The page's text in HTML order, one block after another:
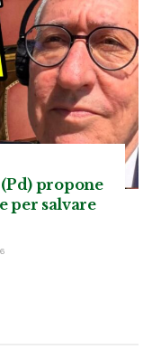
propone
per salvare